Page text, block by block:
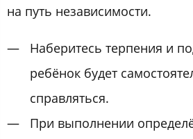
на путь независимости.
Наберитесь терпения и
ребёнок будет
справляться.
При выполнении